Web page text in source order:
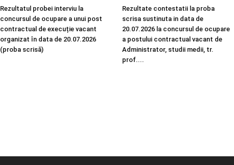
Rezultatul probei interviu la
concursul de ocupare a unui post
contractual de execuție vacant
organizat în data de 20.07.2026
(proba scrisă)
Rezultate contestatii la proba
scrisa sustinuta in data de
20.07.2026 la concursul de ocupare
a postului contractual vacant de
Administrator, studii medii, tr.
prof....